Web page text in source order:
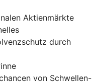
Aktienmärkte
durch
von Schwellen-